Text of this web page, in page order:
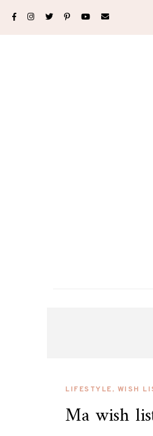
Skip
LIFESTYLE, WISH
Ma wish